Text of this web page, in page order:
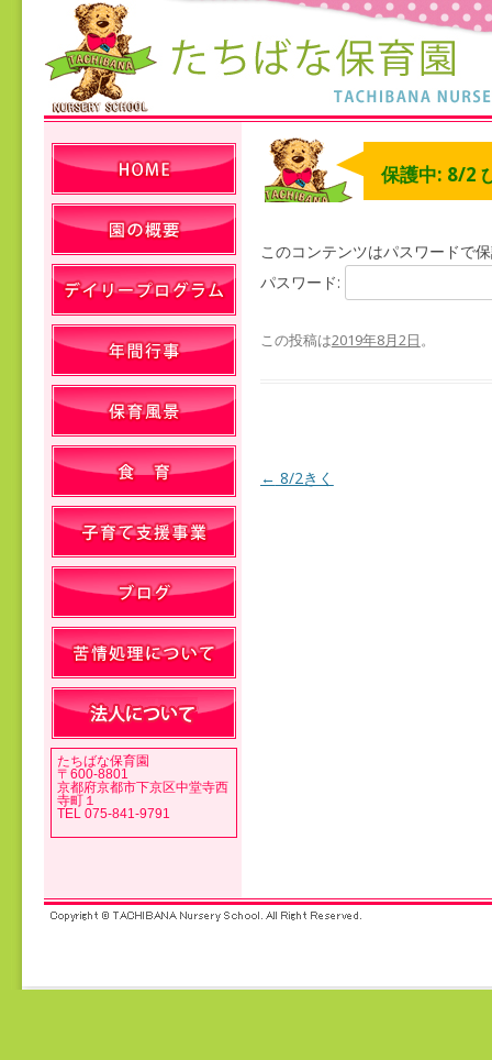
保護中: 8/2
このコンテンツはパスワードで
パスワード:
この投稿は2019年8月2日。
投稿ナビゲーション
← 8/2きく
たちばな保育園
〒600-8801
京都府京都市下京区中堂寺西
寺町１
TEL 075-841-9791